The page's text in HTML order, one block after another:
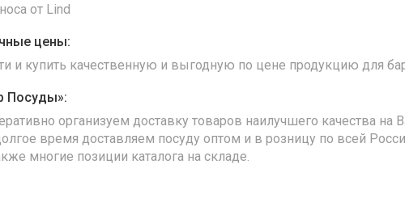
от Lind
цены:
и купить качественную и выгодную по цене продукцию для
Посуды»:
организуем доставку товаров наилучшего качества на
время доставляем посуду оптом и в розницу по всей
многие позиции каталога на складе.